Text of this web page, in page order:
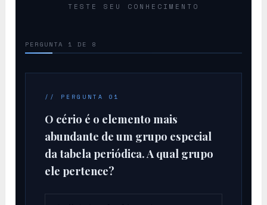
Ce
TESTE SEU CONHECIMENTO
PERGUNTA 1 DE 8
// PERGUNTA 01
O cério é o elemento mais
abundante de um grupo especial
da tabela periódica. A qual grupo
ele pertence?